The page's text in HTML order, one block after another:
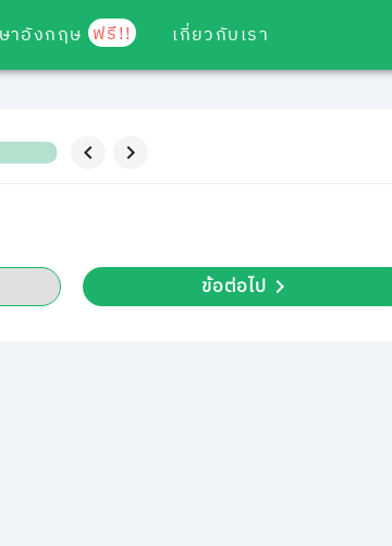
าอังกฤษ ฟรี!! เกี่ยวกับเรา
ข้อต่อไป